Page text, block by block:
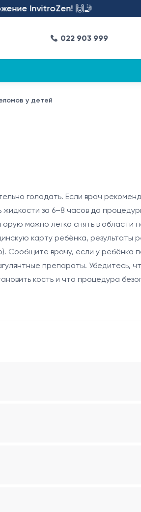
InvitroZen! 🙌🤳
022 903 999
у детей
голодать. Если врач
за 6–8 часов до
можно легко снять в
карту ребёнка, результаты
Сообщите врачу, если у
препараты. Убедитесь,
кость и что процедура